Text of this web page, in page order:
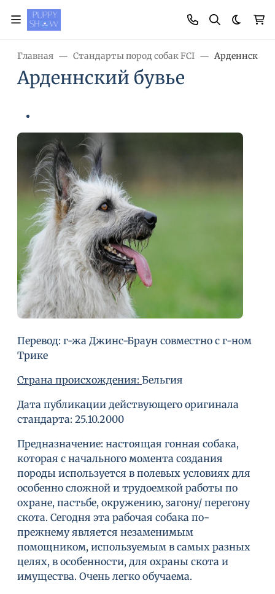
Главная Стандарты пород собак FCI Арденнский
Арденнский бувье
Перевод: г-жа Джинс-Браун совместно с г-ном
Трике
Страна происхождения: Бельгия
Дата публикации действующего оригинала
стандарта: 25.10.2000
Предназначение: настоящая гонная собака,
которая с начального момента создания
породы используется в полевых условиях для
особенно сложной и трудоемкой работы по
охране, пастьбе, окружению, загону/ перегону
скота. Сегодня эта рабочая собака по-
прежнему является незаменимым
помощником, используемым в самых разных
целях, в особенности, для охраны скота и
имущества. Очень легко обучаема.